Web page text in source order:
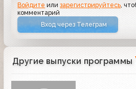
Войдите илизарегистрируйтесь ,
комментарий
Вход через Телеграм
Другие выпуски программы